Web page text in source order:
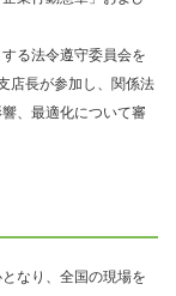
る法令遵守委員会を
店長が参加し、関係法
、最適化について審
なり、全国の現場を